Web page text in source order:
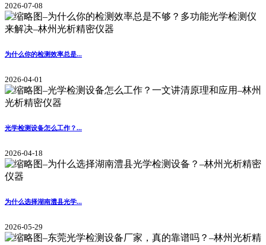
2026-07-08
为什么你的检测效率总是...
2026-04-01
光学检测设备怎么工作？...
2026-04-18
为什么选择湖南澧县光学...
2026-05-29